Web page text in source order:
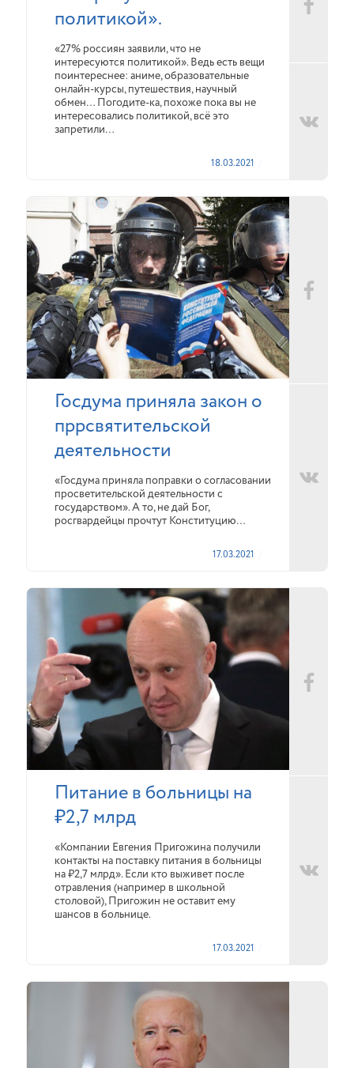
политикой».
«27% россиян заявили, что не
интересуются политикой». Ведь есть вещи
поинтереснее: аниме, образовательные
онлайн-курсы, путешествия, научный
обмен… Погодите-ка, похоже пока вы не
интересовались политикой, всё это
запретили…
18.03.2021
Госдума приняла закон о
пррсвятительской
деятельности
«Госдума приняла поправки о согласовании
просветительской деятельности с
государством». А то, не дай Бог,
росгвардейцы прочтут Конституцию…
17.03.2021
Питание в больницы на
₽2,7 млрд
«Компании Евгения Пригожина получили
контакты на поставку питания в больницы
на ₽2,7 млрд». Если кто выживет после
отравления (например в школьной
столовой), Пригожин не оставит ему
шансов в больнице.
17.03.2021